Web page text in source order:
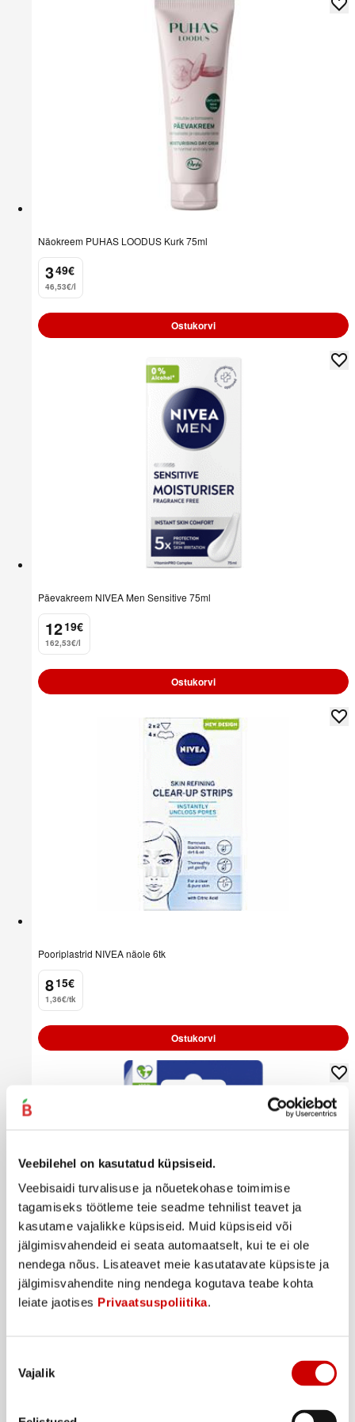
Veebilehel on kasutatud küpsiseid.
Veebisaidi turvalisuse ja nõuetekohase toimimise
tagamiseks töötleme teie seadme tehnilist teavet ja
kasutame vajalikke küpsiseid. Muid küpsiseid või
jälgimisvahendeid ei seata automaatselt, kui te ei ole
nendega nõus. Lisateavet meie kasutatavate küpsiste ja
jälgimisvahendite ning nendega kogutava teabe kohta
leiate jaotises Privaatsuspoliitika.
valik
Vajalik
Näokreem PUHAS LOODUS Kurk 75ml
3
. 49€
46,53€/l
Ostukorvi
Päevakreem NIVEA Men Sensitive 75ml
12
. 19€
162,53€/l
Ostukorvi
Pooriplastrid NIVEA näole 6tk
8
. 15€
1,36€/tk
Ostukorvi
Hüg.huulepulk NIVEA Original Care 4,8g